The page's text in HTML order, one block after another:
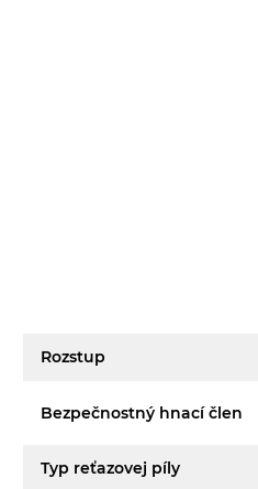
Rozstup
Bezpečnostný hnací člen
Typ reťazovej píly